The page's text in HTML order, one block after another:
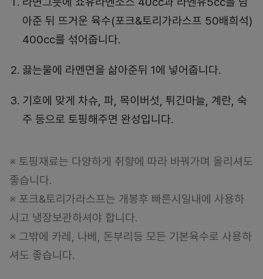
아준 뒤 뜨거운 육수(포크&토리가라스프 50배희석)
400cc를 섞어줍니다.
끓는물에 라멘면을 삶아준뒤 1에 넣어줍니다.
기호에 맞게 차슈, 파, 목이버섯, 튀긴마늘, 계란, 숙
주 등으로 토핑해주면 완성입니다.
※ 토핑재료는 다양하게 취향에 따라 바꿔가며 올리셔도
좋습니다.
※ 포크&토리가라스프는 개봉후 빠른시일내에 사용하
시고 냉장보관하셔야 합니다.
※ 그밖에 카레, 나베, 돈부리등 모든 기본육수로 사용하
셔도 좋습니다.